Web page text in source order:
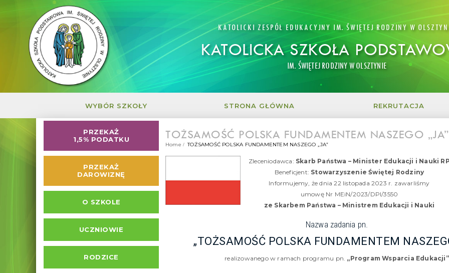
KATOLICKI ZESPÓŁ EDUKACYJNY IM. ŚWIĘTEJ RODZINY W
KATOLICKA SZKOŁA
IM. ŚWIĘTEJ RODZINY W OLSZTYNIE
WYBÓR SZKOŁY STRONA GŁÓWNA REKRUTACJA
TOŻSAMOŚĆ POLSKA FUNDAMENTEM NASZEGO „JA”
Home TOŻSAMOŚĆ POLSKA FUNDAMENTEM NASZEGO „JA”
Zleceniodawca: Skarb Państwa – Minister Edukacji i Nauki
Beneficjent: Stowarzyszenie Świętej Rodziny
Informujemy, że dnia 22 listopada 2023 r. zawarliśmy
umowę Nr MEiN/2023/DPI/3550
ze Skarbem Państwa – Ministrem Edukacji i Nauki
Nazwa zadania pn.
„TOŻSAMOŚĆ POLSKA FUNDAMENTEM
realizowanego w ramach programu pn. „Program Wsparcia Edukacji”
PRZEKAŻ
1,5% PODATKU
PRZEKAŻ
DAROWIZNĘ
O SZKOLE
UCZNIOWIE
RODZICE